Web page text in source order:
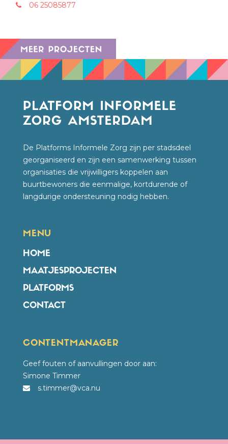
06 25085877
De Platforms Informele Zorg zijn per stadsdeel
georganiseerd en zijn een samenwerking tussen
organisaties die vrijwilligers koppelen aan
buurtbewoners die eenmalige, kortdurende of
langdurige ondersteuning nodig hebben.
MENU
HOME
MAATJESPROJECTEN
PLATFORMS
CONTACT
CONTENTMANAGER
Geef fouten of aanvullingen door aan:
Simone Timmer
s.timmer@vca.nu